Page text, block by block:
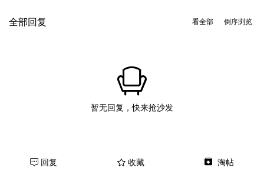
倒序浏览
看全部
全部回复
暂无回复，快来抢沙发
回复 收藏 淘帖